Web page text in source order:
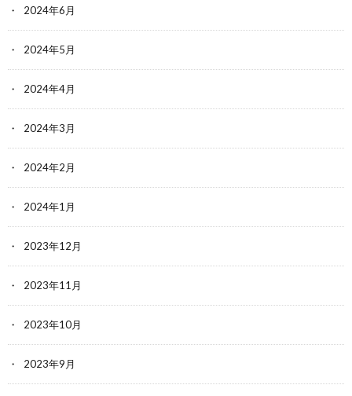
2024年6月
2024年5月
2024年4月
2024年3月
2024年2月
2024年1月
2023年12月
2023年11月
2023年10月
2023年9月